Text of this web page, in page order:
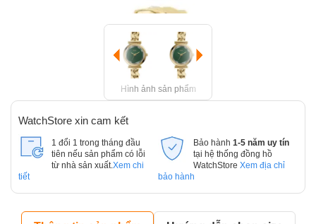
Hình ảnh sản phẩm
WatchStore xin cam kết
1 đổi 1 trong tháng đầu
tiên nếu sản phẩm có lỗi
từ nhà sản xuất. Xem chi
tiết
Bảo hành 1-5 năm uy tín
tại hệ thống đồng hồ
WatchStore Xem địa chỉ
bảo hành